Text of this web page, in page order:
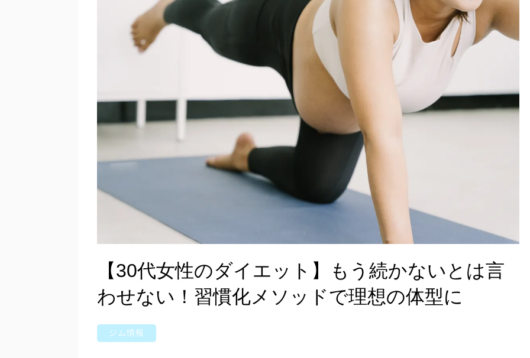
【30代女性のダイエット】もう続かないとは言
わせない！習慣化メソッドで理想の体型に
ジム情報